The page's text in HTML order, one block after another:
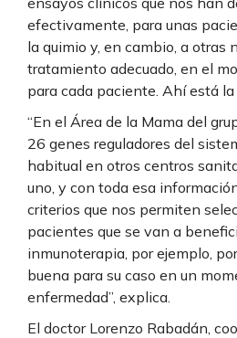
efectivamente, para unas
la quimio y, en cambio, a otras
tratamiento adecuado, en el
para cada paciente. Ahí está la
“En el Área de la Mama del
26 genes reguladores del
habitual en otros centros
uno, y con toda esa
criterios que nos permiten
pacientes que se van a
inmunoterapia, por ejemplo,
buena para su caso en un
enfermedad”, explica.
El doctor Lorenzo Rabadán,